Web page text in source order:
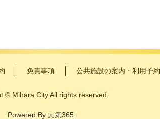
免責事項 公共施設の案内・利用予約
© Mihara City All rights reserved.
Powered By 元気365